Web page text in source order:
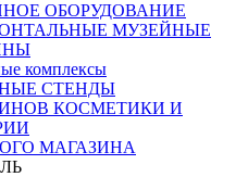
ОБОРУДОВАНИЕ
МУЗЕЙНЫЕ
комплексы
СТЕНДЫ
КОСМЕТИКИ И
МАГАЗИНА